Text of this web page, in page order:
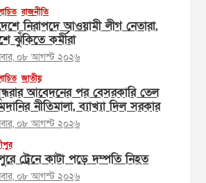
রাজনীতি
নিরাপদে আওয়ামী লীগ নেতারা,
ঝুঁকিতে কর্মীরা
০৮ আগস্ট ২০২৬
জাতীয়
আবেদনের পর বেসরকারি তেল
নীতিমালা, ব্যাখ্যা দিল সরকার
০৮ আগস্ট ২০২৬
ট্রেনে কাটা পড়ে দম্পতি নিহত
০৮ আগস্ট ২০২৬